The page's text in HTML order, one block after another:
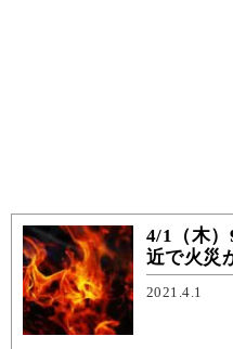
4/1（木
近で火災
2021.4.1